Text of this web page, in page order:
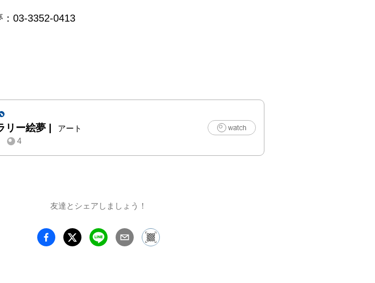
03-3352-0413
リー絵夢 |
アート
4
友達とシェアしましょう！